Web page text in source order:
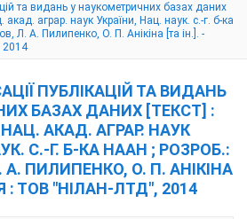
та видань у наукометричних базах даних
аграр. наук України, Нац. наук. с.-г. б-ка
Л. А. Пилипенко, О. П. Анікіна [та ін.]. -
2014
ПУБЛІКАЦІЙ ТА ВИДАНЬ
БАЗАХ ДАНИХ [ТЕКСТ] :
АКАД. АГРАР. НАУК
С.-Г. Б-КА НААН ; РОЗРОБ.:
А. ПИЛИПЕНКО, О. П. АНІКІНА
: ТОВ "НІЛАН-ЛТД", 2014